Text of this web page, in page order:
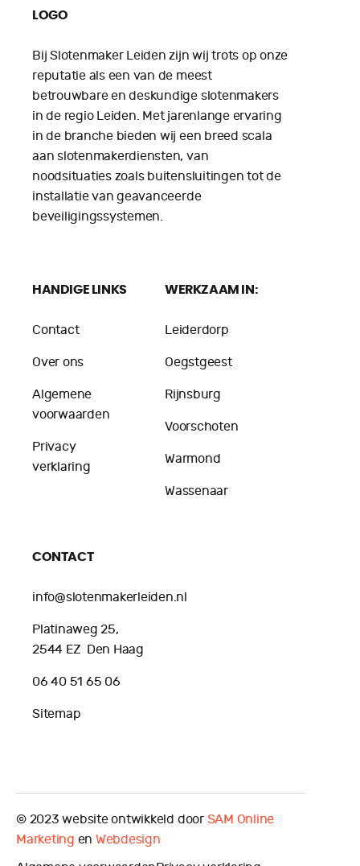
LOGO
Bij Slotenmaker Leiden zijn wij trots op onze
reputatie als een van de meest
betrouwbare en deskundige slotenmakers
in de regio Leiden. Met jarenlange ervaring
in de branche bieden wij een breed scala
aan slotenmakerdiensten, van
noodsituaties zoals buitensluitingen tot de
installatie van geavanceerde
beveiligingssystemen.
HANDIGE LINKS
Contact
Over ons
Algemene
voorwaarden
Privacy
verklaring
WERKZAAM IN:
Leiderdorp
Oegstgeest
Rijnsburg
Voorschoten
Warmond
Wassenaar
CONTACT
info@slotenmakerleiden.nl
Platinaweg 25,
2544 EZ Den Haag
06 40 51 65 06
Sitemap
© 2023 website ontwikkeld door SAM Online
Marketing en Webdesign